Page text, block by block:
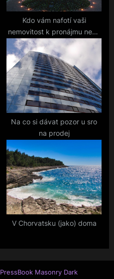
Kdo vám nafotí vaši
nemovitost k pronájmu nebo
k prodeji
Na co si dávat pozor u sro
na prodej
V Chorvatsku (jako) doma
PressBook Masonry Dark